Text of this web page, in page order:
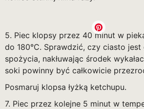
5. Piec klopsy przez 40 minut w
do 180°C. Sprawdzić, czy ciasto
spożycia, nakłuwając środek
soki powinny być całkowicie
Posmaruj klopsa łyżką ketchupu.
7. Piec przez kolejne 5 minut w